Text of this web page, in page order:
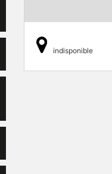
indisponible